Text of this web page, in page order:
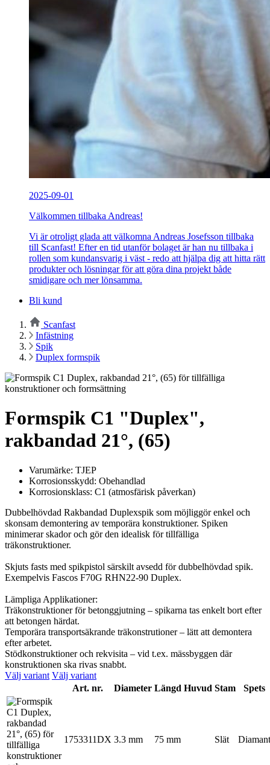
2025-09-01
Välkommen tillbaka Andreas!
Vi är otroligt glada att välkomna Andreas Josefsson tillbaka
till Scanfast! Efter en tid utanför bolaget är han nu tillbaka i
rollen som kundansvarig i väst - redo att hjälpa dig att hitta rätt
produkter och lösningar för att göra dina projekt både
smidigare och mer lönsamma.
Bli kund
Scanfast
Infästning
Spik
Duplex formspik
Formspik C1 "Duplex",
rakbandad 21°, (65)
Varumärke: TJEP
Korrosionsskydd: Obehandlad
Korrosionsklass: C1 (atmosfärisk påverkan)
Dubbelhövdad Rakbandad Duplexspik som möjliggör enkel och
skonsam demontering av temporära konstruktioner. Spiken
minimerar skador och gör den idealisk för tillfälliga
träkonstruktioner.
Skjuts fasts med spikpistol särskilt avsedd för dubbelhövdad spik.
Exempelvis Fascos F70G RHN22-90 Duplex.
Lämpliga Applikationer:
Träkonstruktioner för betonggjutning – spikarna tas enkelt bort efter
att betongen härdat.
Temporära transportsäkrande träkonstrutioner – lätt att demontera
efter arbetet.
Stödkonstruktioner och rekvisita – vid t.ex. mässbyggen där
konstruktionen ska rivas snabbt.
Välj variant Välj variant
Art. nr.
Diameter Längd Huvud Stam Spets
1753311DX 3.3 mm 75 mm Slät Diamant